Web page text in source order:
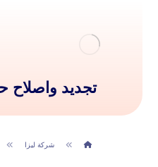
تجديد
شركة ليزا